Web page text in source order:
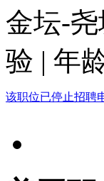
金坛-
验 | 年
该职位已停止招聘